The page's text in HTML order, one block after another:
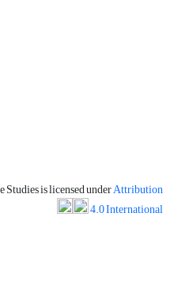
Studies is licensed underAttribution
4.0 International